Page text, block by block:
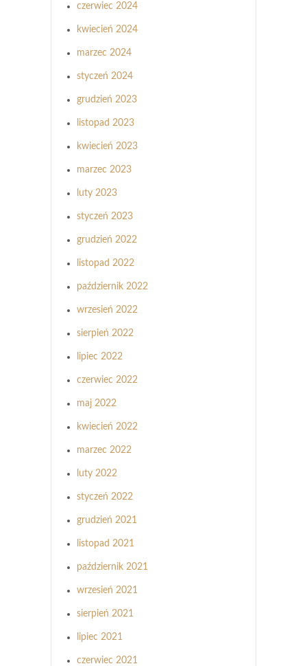
czerwiec 2024
kwiecień 2024
marzec 2024
styczeń 2024
grudzień 2023
listopad 2023
kwiecień 2023
marzec 2023
luty 2023
styczeń 2023
grudzień 2022
listopad 2022
październik 2022
wrzesień 2022
sierpień 2022
lipiec 2022
czerwiec 2022
maj 2022
kwiecień 2022
marzec 2022
luty 2022
styczeń 2022
grudzień 2021
listopad 2021
październik 2021
wrzesień 2021
sierpień 2021
lipiec 2021
czerwiec 2021